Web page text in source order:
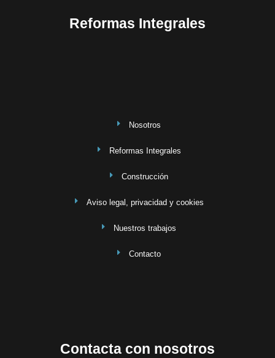
Reformas Integrales
Nosotros
Reformas Integrales
Construcción
Aviso legal, privacidad y cookies
Nuestros trabajos
Contacto
Contacta con nosotros